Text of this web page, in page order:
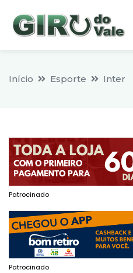
Início Esporte Inter
Patrocinado
Patrocinado